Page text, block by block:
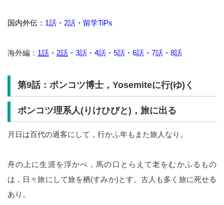
国内外伝： 1話 ・ 2話 ・ 留学TiPs
海外編： 1話 ・ 2話 ・ 3話 ・ 4話 ・ 5話 ・ 6話 ・ 7話 ・ 8話
第9話：ポンコツ博士，Yosemiteに行(ゆ)く
ポンコツ理系人(りけひびと)，旅に出る
月日は百代の過客にして，行かふ年もまた旅人なり。
舟の上に生涯を浮かべ，馬の口とらえて老をむかふるもの
は，日々旅にして旅を栖(すみか)とす。古人も多く旅に死せる
あり。